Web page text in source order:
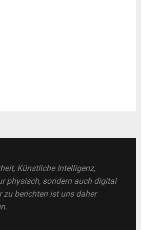
Künstliche Intelligenz,
physisch, sondern auch digital
zu berichten ist uns daher